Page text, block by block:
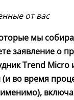
от вас
мы
заявление о
Trend Micro
во время